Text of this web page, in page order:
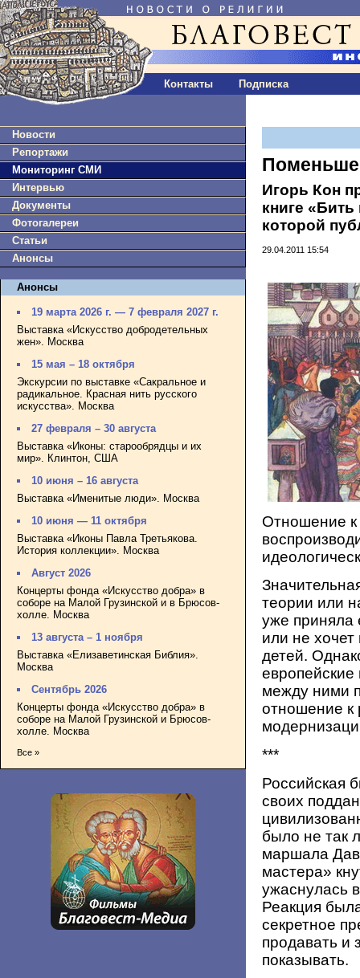
Контакты Подписка
Новости
Репортажи
Мониторинг СМИ
Интервью
Документы
Фотогалереи
Статьи
Анонсы
Анонсы
19 марта 2026 г. — 7 февраля 2027 г.
Выставка «Искусство добродетельных
жен». Москва
15 мая – 18 октября
Экскурсии по выставке «Сакральное и
радикальное. Красная нить русского
искусства». Москва
27 февраля – 30 августа
Выставка «Иконы: старообрядцы и их
мир». Клинтон, США
10 июня – 16 августа
Выставка «Именитые люди». Москва
10 июня — 11 октября
Выставка «Иконы Павла Третьякова.
История коллекции». Москва
Август 2026
Концерты фонда «Искусство добра» в
соборе на Малой Грузинской и в Брюсов-
холле. Москва
13 августа – 1 ноября
Выставка «Елизаветинская Библия».
Москва
Сентябрь 2026
Концерты фонда «Искусство добра» в
соборе на Малой Грузинской и Брюсов-
холле. Москва
Все »
Игорь Кон
книге
которой
29.04.2011 15:54
Отношение к
теории или
уже приняла
или не хочет
детей.
между ними
отношение к
***
Российская
своих
было не так
маршала
мастера»
ужаснулась
Реакция
секретное
продавать и
показывать.